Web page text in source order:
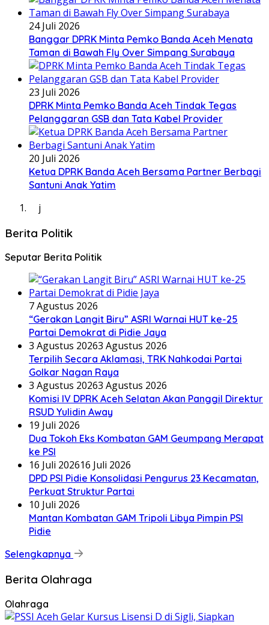
24 Juli 2026
Banggar DPRK Minta Pemko Banda Aceh Menata
Taman di Bawah Fly Over Simpang Surabaya
23 Juli 2026
DPRK Minta Pemko Banda Aceh Tindak Tegas
Pelanggaran GSB dan Tata Kabel Provider
20 Juli 2026
Ketua DPRK Banda Aceh Bersama Partner Berbagi
Santuni Anak Yatim
j
Berita Politik
Seputar Berita Politik
7 Agustus 2026
“Gerakan Langit Biru” ASRI Warnai HUT ke-25
Partai Demokrat di Pidie Jaya
3 Agustus 20263 Agustus 2026
Terpilih Secara Aklamasi, TRK Nahkodai Partai
Golkar Nagan Raya
3 Agustus 20263 Agustus 2026
Komisi IV DPRK Aceh Selatan Akan Panggil Direktur
RSUD Yulidin Away
19 Juli 2026
Dua Tokoh Eks Kombatan GAM Geumpang Merapat
ke PSI
16 Juli 202616 Juli 2026
DPD PSI Pidie Konsolidasi Pengurus 23 Kecamatan,
Perkuat Struktur Partai
10 Juli 2026
Mantan Kombatan GAM Tripoli Libya Pimpin PSI
Pidie
Selengkapnya
Berita Olahraga
Olahraga